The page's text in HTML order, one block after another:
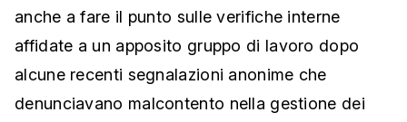
anche a fare il punto sulle verifiche interne
affidate a un apposito gruppo di lavoro dopo
alcune recenti segnalazioni anonime che
denunciavano malcontento nella gestione dei